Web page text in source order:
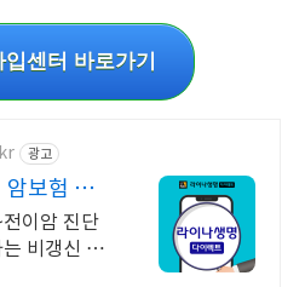
센터 바로가기
광고
암보험 비
상없이
이암 진단
비갱신 암